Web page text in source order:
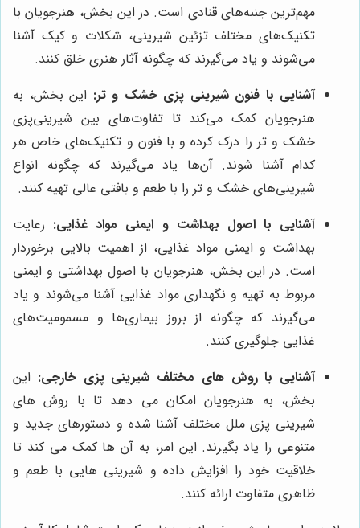
مهم‌ترین جنبه‌های قنادی است. در این بخش، هنرجویان با
تکنیک‌های مختلف تزئین شیرینی، شکلات و کیک آشنا
می‌شوند و یاد می‌گیرند که چگونه آثار هنری خلق کنند.
آشنایی با فنون شیرینی پزی خشک و تر: این بخش، به
هنرجویان کمک می‌کند تا تفاوت‌های بین شیرینی‌پزی
خشک و تر را درک کرده و با فنون و تکنیک‌های خاص هر
کدام آشنا شوند. آن‌ها یاد می‌گیرند که چگونه انواع
شیرینی‌های خشک و تر را با طعم و بافتی عالی تهیه کنند.
آشنایی با اصول بهداشت و ایمنی مواد غذایی: رعایت
بهداشت و ایمنی مواد غذایی، از اهمیت بالایی برخوردار
است. در این بخش، هنرجویان با اصول بهداشتی و ایمنی
مربوط به تهیه و نگهداری مواد غذایی آشنا می‌شوند و یاد
می‌گیرند که چگونه از بروز بیماری‌ها و مسمومیت‌های
غذایی جلوگیری کنند.
آشنایی با روش های مختلف شیرینی پزی خارجی: این
بخش، به هنرجویان امکان می دهد تا با روش های
شیرینی پزی ملل مختلف آشنا شده و دستورهای جدید و
متنوعی را یاد بگیرند. این امر، به آن ها کمک می کند تا
خلاقیت خود را افزایش داده و شیرینی هایی با طعم و
ظاهری متفاوت ارائه کنند.